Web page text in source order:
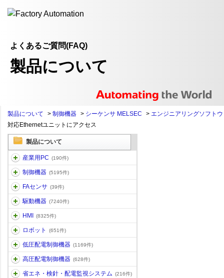
よくあるご質問(FAQ)
製品について
製品について > 制御機器 > シーケンサ MELSEC > エンジニアリングソフト
対応Ethernetユニットにアクセス
製品について
産業用PC (190件)
制御機器 (5195件)
FAセンサ (39件)
駆動機器 (7240件)
HMI (8325件)
ロボット (651件)
低圧配電制御機器 (1169件)
高圧配電制御機器 (628件)
省エネ・検針・配電監視システム (216件)